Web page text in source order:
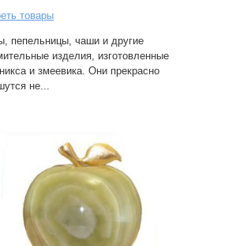
товары
пепельницы, чаши и другие
изделия, изготовленные
и змеевика. Они прекрасно
не...